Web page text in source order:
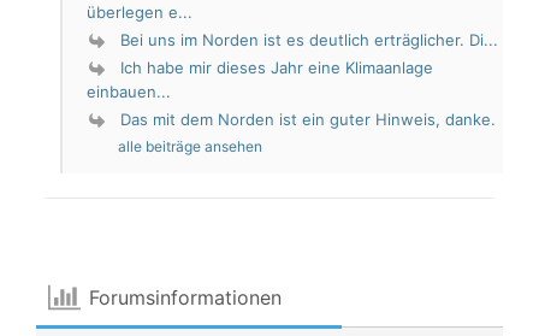
überlegen e...
Bei uns im Norden ist es deutlich erträglicher. Di...
Ich habe mir dieses Jahr eine Klimaanlage
einbauen...
Das mit dem Norden ist ein guter Hinweis, danke.
alle beiträge ansehen
Forumsinformationen